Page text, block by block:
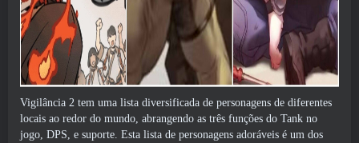
Vigilância 2 tem uma lista diversificada de personagens de diferentes
locais ao redor do mundo, abrangendo as três funções do Tank no
jogo, DPS, e suporte. Esta lista de personagens adoráveis ​​é um dos